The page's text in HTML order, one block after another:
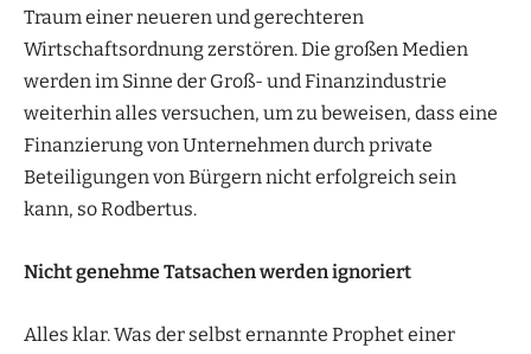
Traum einer neueren und gerechteren
Wirtschaftsordnung zerstören. Die großen Medien
werden im Sinne der Groß- und Finanzindustrie
weiterhin alles versuchen, um zu beweisen, dass eine
Finanzierung von Unternehmen durch private
Beteiligungen von Bürgern nicht erfolgreich sein
kann, so Rodbertus.
Nicht genehme Tatsachen werden ignoriert
Alles klar. Was der selbst ernannte Prophet einer